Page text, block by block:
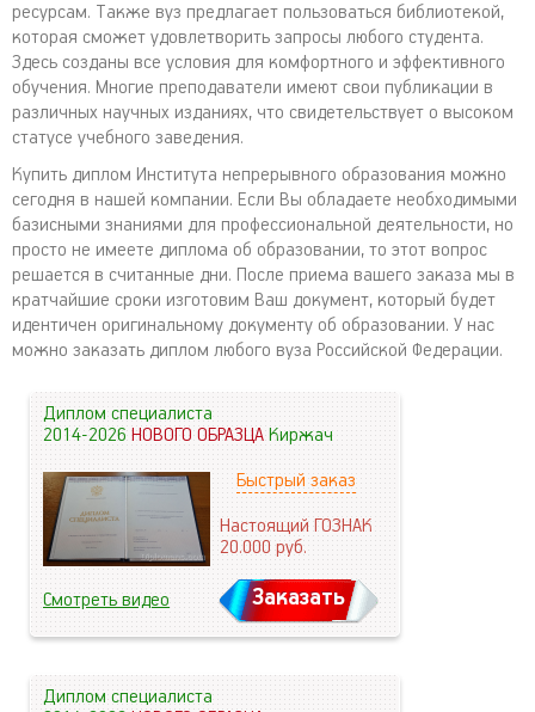
ресурсам. Также вуз предлагает пользоваться библиотекой,
которая сможет удовлетворить запросы любого студента.
Здесь созданы все условия для комфортного и эффективного
обучения. Многие преподаватели имеют свои публикации в
различных научных изданиях, что свидетельствует о высоком
статусе учебного заведения.
Купить диплом Института непрерывного образования можно
сегодня в нашей компании. Если Вы обладаете необходимыми
базисными знаниями для профессиональной деятельности, но
просто не имеете диплома об образовании, то этот вопрос
решается в считанные дни. После приема вашего заказа мы в
кратчайшие сроки изготовим Ваш документ, который будет
идентичен оригинальному документу об образовании. У нас
можно заказать диплом любого вуза Российской Федерации.
Диплом специалиста
2014-2026НОВОГО ОБРАЗЦАКиржач
Быстрый заказ
Настоящий ГОЗНАК
20.000руб.
Смотреть видео Заказать
Диплом специалиста